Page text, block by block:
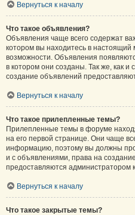
Вернуться к началу
Что такое объявления?
Объявления чаще всего содержат
котором вы находитесь в
возможности. Объявления
в котором они созданы. Так же, как
создание объявлений
Вернуться к началу
Что такое прилепленные темы?
Прилепленные темы в форуме
на его первой странице. Они чаще
информацию, поэтому вы должны
и с объявлениями, права на
предоставляются администратором
Вернуться к началу
Что такое закрытые темы?